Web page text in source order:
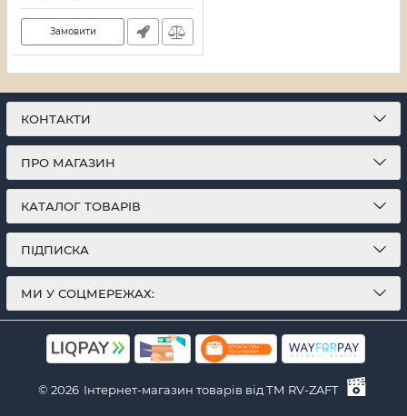
Артикул:37628
Замовити
КОНТАКТИ
ПРО МАГАЗИН
КАТАЛОГ ТОВАРІВ
ПІДПИСКА
МИ У СОЦМЕРЕЖАХ:
© 2026 Інтернет-магазин товарів від ТМ RV-ZAFT